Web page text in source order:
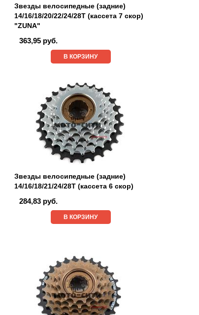
Звезды велосипедные (задние)
14/16/18/20/22/24/28T (кассета 7 скор)
"ZUNA"
363,95 руб.
В КОРЗИНУ
Звезды велосипедные (задние)
14/16/18/21/24/28T (кассета 6 скор)
284,83 руб.
В КОРЗИНУ